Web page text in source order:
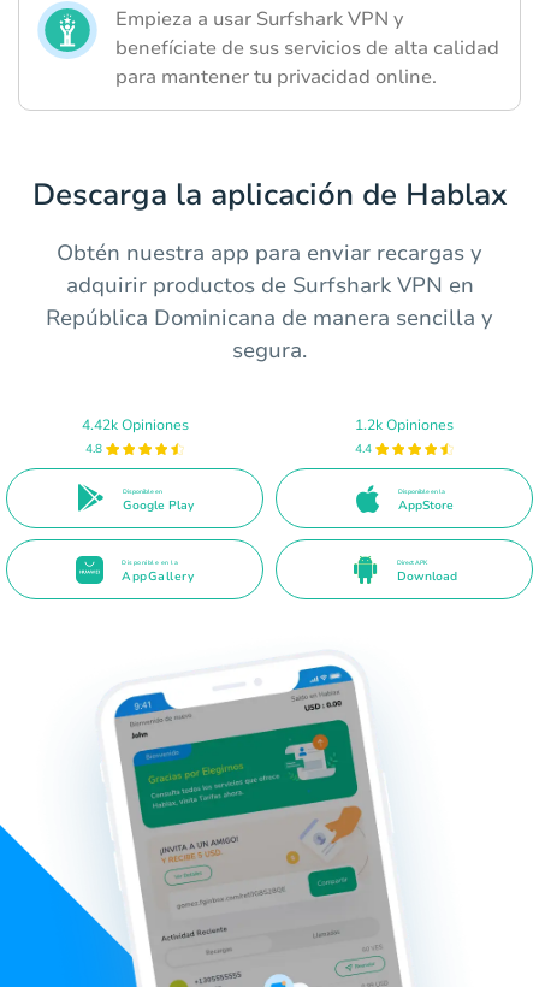
Empieza a usar Surfshark VPN y
benefíciate de sus servicios de alta calidad
para mantener tu privacidad online.
Descarga la aplicación de Hablax
Obtén nuestra app para enviar recargas y
adquirir productos de Surfshark VPN en
República Dominicana de manera sencilla y
segura.
4.42k Opiniones
4.8
Disponible en
Google Play
1.2k Opiniones
4.4
Disponible en la
AppStore
Disponible en la
AppGallery
Direct APK
Download